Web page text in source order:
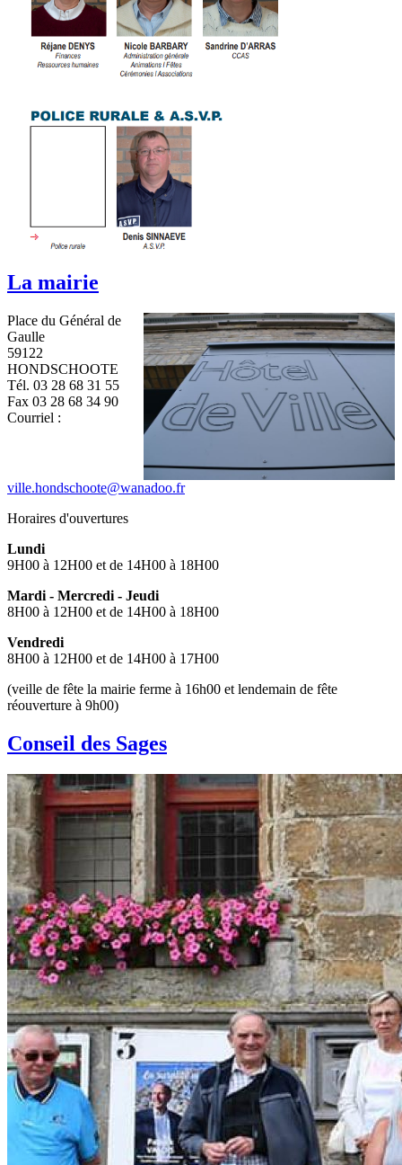
La mairie
Place du Général de
Gaulle
59122
HONDSCHOOTE
Tél. 03 28 68 31 55
Fax 03 28 68 34 90
Courriel :
ville.hondschoote@wanadoo.fr
Horaires d'ouvertures
Lundi
9H00 à 12H00 et de 14H00 à 18H00
Mardi - Mercredi - Jeudi
8H00 à 12H00 et de 14H00 à 18H00
Vendredi
8H00 à 12H00 et de 14H00 à 17H00
(veille de fête la mairie ferme à 16h00 et lendemain de fête
réouverture à 9h00)
Conseil des Sages